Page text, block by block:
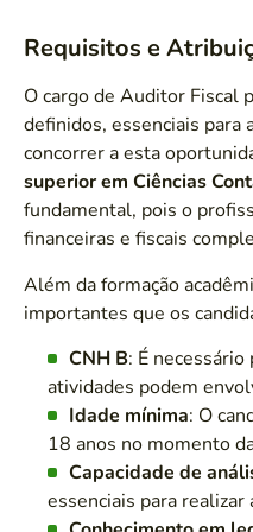
Requisitos e
O cargo de Auditor Fiscal
definidos, essenciais para
concorrer a esta
superior em Ciências
fundamental, pois o
financeiras e fiscais
Além da formação
importantes que os
CNH B: É
atividades podem
Idade mínima: O
18 anos no momento
Capacidade de
essenciais para realizar